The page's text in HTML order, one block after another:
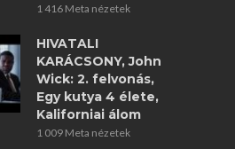
1 416 Meta nézetek
HIVATALI
KARÁCSONY, John
Wick: 2. felvonás,
Egy kutya 4 élete,
Kaliforniai álom
1 009 Meta nézetek